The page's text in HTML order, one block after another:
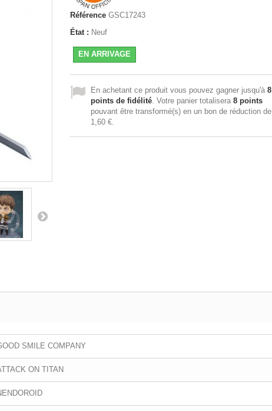
Référence GSC17243
État : Neuf
EN ARRIVAGE
En achetant ce produit vous pouvez gagner jusqu'à 8
points de fidélité. Votre panier totalisera 8points
pouvant être transformé(s) en un bon de réduction de
1,60 €.
SMILE COMPANY
ON TITAN